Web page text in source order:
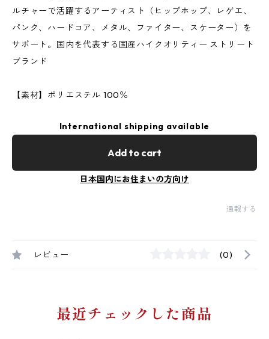
ルチャーで活躍するアーティスト（ヒップホップ、レゲエ、
パンク、ハードコア、メタル、ファイター、スケーター）を
サポート。国内を代表する国産ハイクオリティー ストリート
ブランド
【素材】ポリエステル 100％
International shipping available
Add to cart
日本国内にお住まいの方向け
通報する
レビュー (0)
最近チェックした商品